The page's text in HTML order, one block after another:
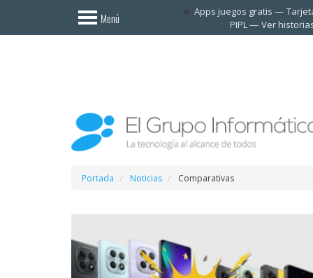
Menú Apps juegos gratis
PIPL
Ver
sesión /
Portada Noticias Comparativas